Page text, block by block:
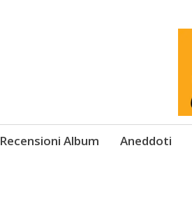
Recensioni Album Aneddoti